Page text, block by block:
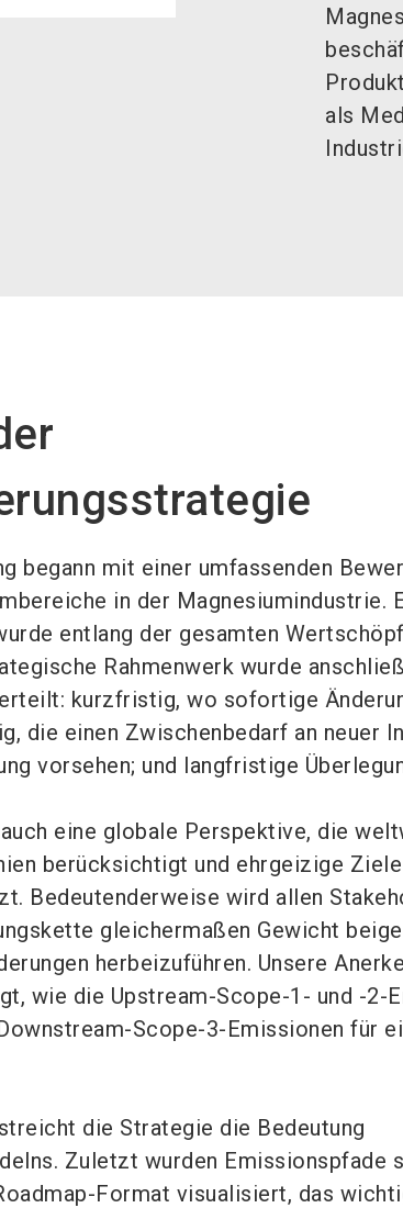
als
begann mit einer umfassenden
in der Magnesiumindustrie.
entlang der gesamten
Rahmenwerk wurde
kurzfristig, wo sofortige
die einen Zwischenbedarf an neuer
vorsehen; und langfristige
eine globale Perspektive, die
berücksichtigt und ehrgeizige
Bedeutenderweise wird allen
gleichermaßen Gewicht
herbeizuführen. Unsere
wie die Upstream-Scope-1- und -2-
Scope-3-Emissionen für
die Strategie die Bedeutung
Zuletzt wurden Emissionspfade
Format visualisiert, das